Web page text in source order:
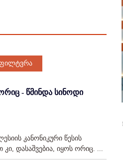
- წმინდა სინოდი
კანონიკური წესის
დასაშვებია, იყოს ორიც. ...